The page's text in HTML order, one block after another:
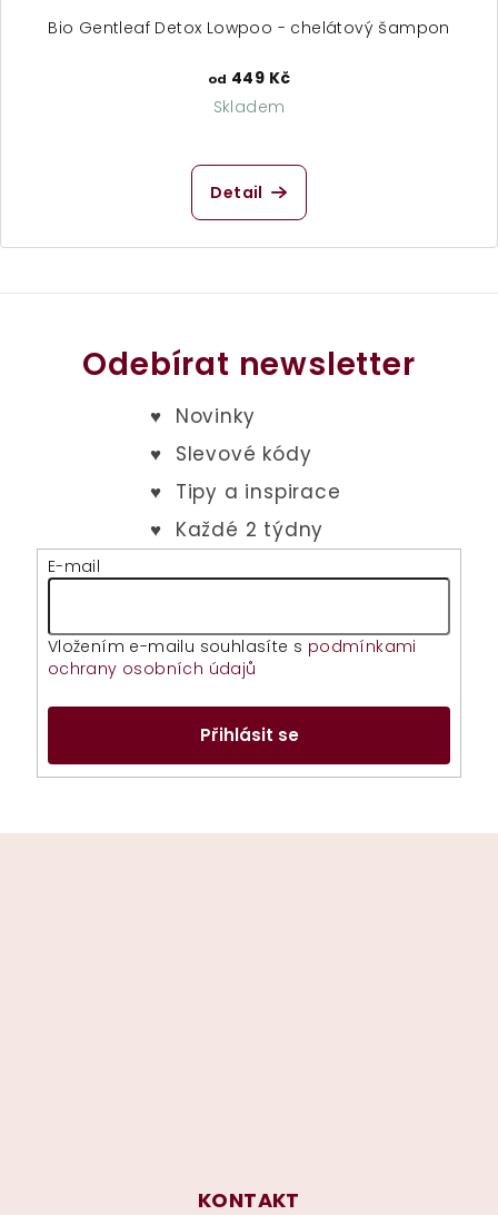
Bio Gentleaf Detox Lowpoo - chelátový šampon
od 449 Kč
Skladem
hodnocení
produktu
z
Detail
Odebírat newsletter
E-mail
Vložením e-mailu souhlasíte s podmínkami
ochrany osobních údajů
Přihlásit se
KONTAKT